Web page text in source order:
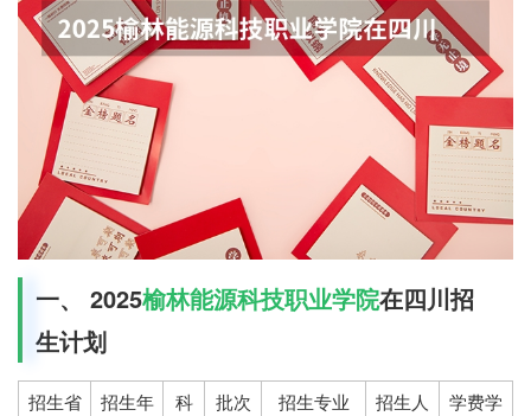
一、 2025榆林能源科技职业学院在四川招
生计划
招生省
招生年
科
批次 招生专业
招生人
学费学